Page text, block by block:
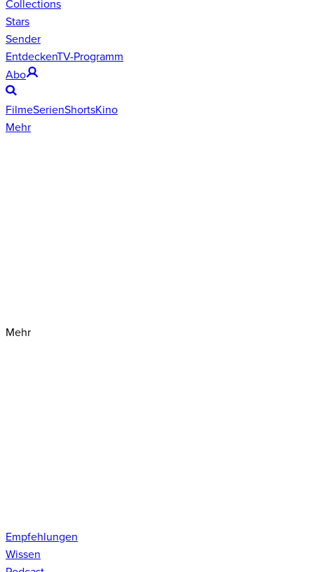
Collections
Stars
Sender
EntdeckenTV-Programm
Abo
FilmeSerienShortsKino
Mehr
Mehr
Empfehlungen
Wissen